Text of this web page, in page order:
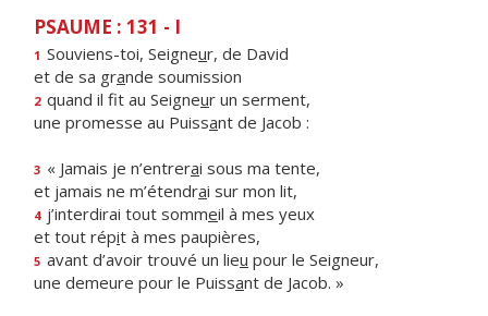
PSAUME : 131 - I
1 Souviens-toi, Seigneur, de David
et de sa grande soumission
2 quand il fit au Seigneur un serment,
une promesse au Puissant de Jacob :
3 « Jamais je n’entrerai sous ma tente,
et jamais ne m’étendrai sur mon lit,
4 j’interdirai tout sommeil à mes yeux
et tout répit à mes paupières,
5 avant d’avoir trouvé un lieu pour le Seigneur,
une demeure pour le Puissant de Jacob. »